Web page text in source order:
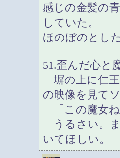
感じの金髪の
していた。
ほのぼのとし
51.歪んだ心と
塀の上に仁
の映像を見て
「この魔女
うるさい。
いてほしい。